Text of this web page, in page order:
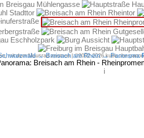
mit dem Mausrad zoomen | ©2002-2026 kubische-
→Breisach am Rhein→ Panorama
Breisach am Rhein -
i